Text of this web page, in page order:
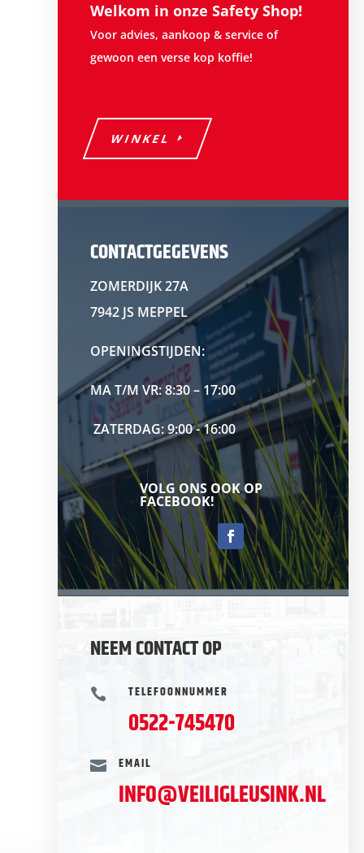
Welkom in onze Safety Shop!
Voor advies, aankoop & service of
gewoon een verse kop koffie!
WINKEL
CONTACTGEGEVENS
ZOMERDIJK 27A
7942 JS MEPPEL
OPENINGSTIJDEN:
MA T/M VR: 8:30 – 17:00
ZATERDAG: 9:00 - 16:00
VOLG ONS OOK OP
FACEBOOK!
NEEM CONTACT OP
 TELEFOONNUMMER
0522-745470
 EMAIL
INFO@VEILIGLEUSINK.NL